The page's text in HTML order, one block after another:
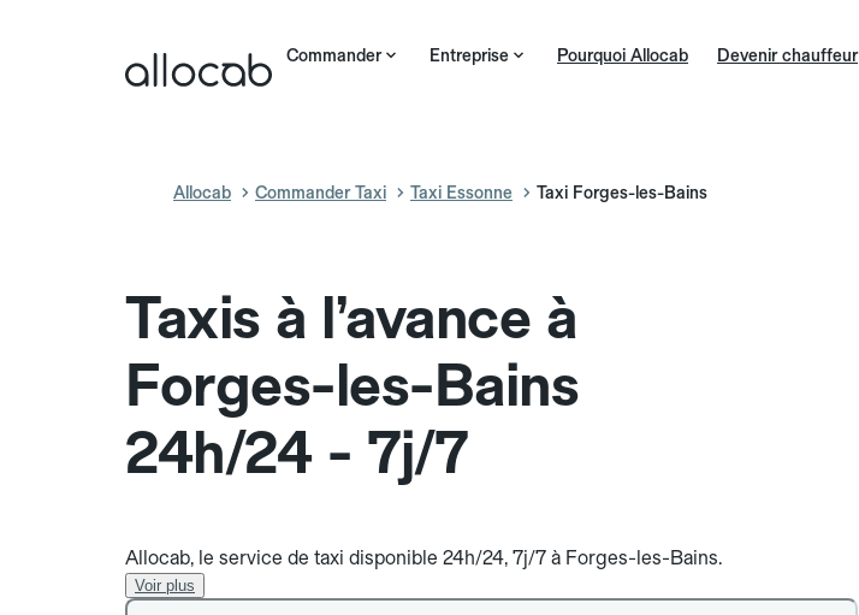
Commander Entreprise Pourquoi Allocab Devenir chauffeur
Allocab Commander Taxi Taxi Essonne Taxi Forges-les-Bains
Taxis à l’avance à
Forges-les-Bains
24h/24 - 7j/7
Allocab, le service de taxi disponible 24h/24, 7j/7 à Forges-les-Bains.
Voir plus